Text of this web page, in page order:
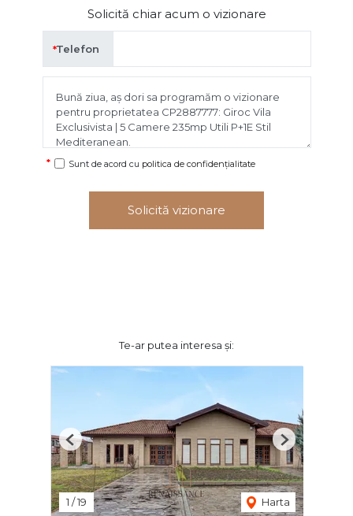
Solicită chiar acum o vizionare
Telefon
Sunt de acord cu politica de confidențialitate
Solicită vizionare
Te-ar putea interesa și:
1 /19 Harta
Previous Next